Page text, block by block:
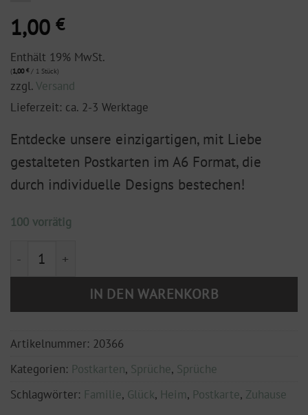
1,00 €
Enthält 19% MwSt.
(1,00 €/ 1 Stück)
zzgl.Versand
Lieferzeit: ca. 2-3 Werktage
Entdecke unsere einzigartigen, mit Liebe
gestalteten Postkarten im A6 Format, die
durch individuelle Designs bestechen!
100 vorrätig
Postkarte Glück findet ein Zuhause DIN A6 Menge
IN DEN WARENKORB
Artikelnummer: 20366
Kategorien: Postkarten, Sprüche, Sprüche
Schlagwörter: Familie, Glück, Heim, Postkarte, Zuhause